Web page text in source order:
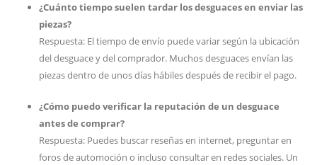
¿Cuánto tiempo suelen tardar los desguaces en enviar las
piezas?
Respuesta: El tiempo de envío puede variar según la ubicación
del desguace y del comprador. Muchos desguaces envían las
piezas dentro de unos días hábiles después de recibir el pago.
¿Cómo puedo verificar la reputación de un desguace
antes de comprar?
Respuesta: Puedes buscar reseñas en internet, preguntar en
foros de automoción o incluso consultar en redes sociales. Un